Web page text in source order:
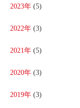
2023年 (5)
2022年 (3)
2021年 (5)
2020年 (3)
2019年 (3)